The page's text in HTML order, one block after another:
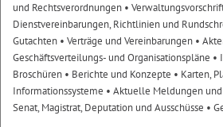
und Rechtsverordnungen •
Dienstvereinbarungen, Richtlinien und
Gutachten • Verträge und Vereinbarungen •
Geschäftsverteilungs- und Organisationspläne •
Broschüren • Berichte und Konzepte • Karten,
Informationssysteme • Aktuelle Meldungen
Senat, Magistrat, Deputation und Ausschüsse •